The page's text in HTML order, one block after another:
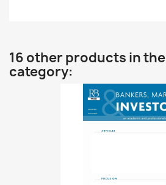
16 other products in
category: